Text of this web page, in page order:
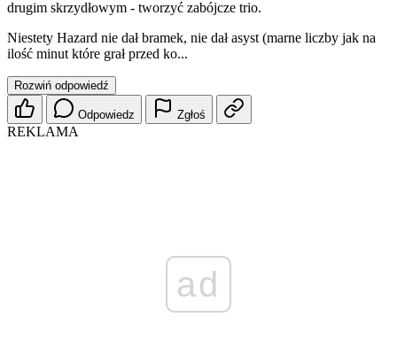
drugim skrzydłowym - tworzyć zabójcze trio.
Niestety Hazard nie dał bramek, nie dał asyst (marne liczby jak na
ilość minut które grał przed ko...
Rozwiń odpowiedź
Odpowiedz Zgłoś
REKLAMA
ad